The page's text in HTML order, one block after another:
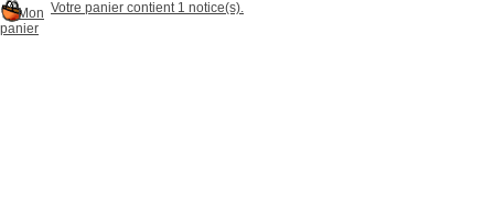
Mon
panier
Votre panier contient 1 notice(s).